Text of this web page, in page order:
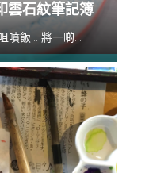
雲石紋筆記簿
噴飯... 將一啲...